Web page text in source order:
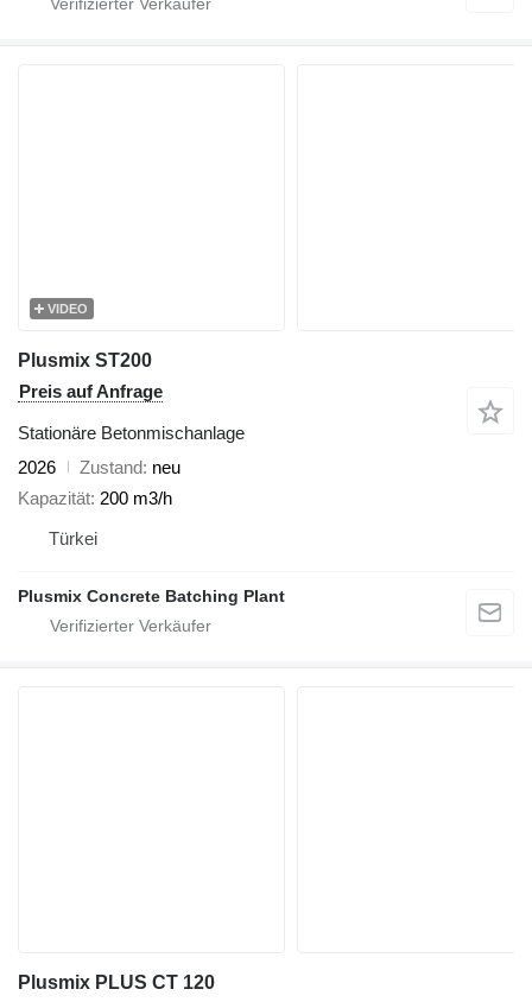
VIDEO
Plusmix ST200
Preis auf Anfrage
Stationäre Betonmischanlage
2026
Zustand neu
Kapazität 200 m3/h
Türkei
Plusmix Concrete Batching Plant
Plusmix PLUS CT 120